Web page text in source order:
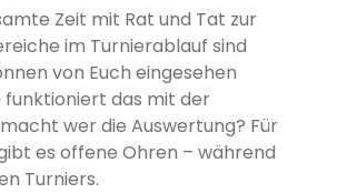
Zeit mit Rat und Tat zur
im Turnierablauf sind
von Euch eingesehen
funktioniert das mit der
wer die Auswertung? Für
es offene Ohren – während
Turniers.